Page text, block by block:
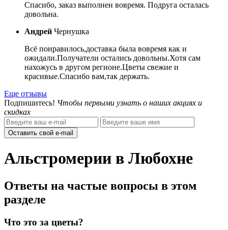
Спасибо, заказ выполнен вовремя. Подруга осталась
довольна.
Андрей Чернушка
Всё понравилось,доставка была вовремя как и
ожидали.Получатели остались довольны.Хотя сам
нахожусь в другом регионе.Цветы свежие и
красивые.Спасибо вам,так держать.
Еще отзывы
Подпишитесь! Чтобы первыми узнать о наших акциях и
скидках
Оставить свой e-mail
Альстромерии в Любохне
Ответы на частые вопросы в этом
разделе
Что это за цветы?